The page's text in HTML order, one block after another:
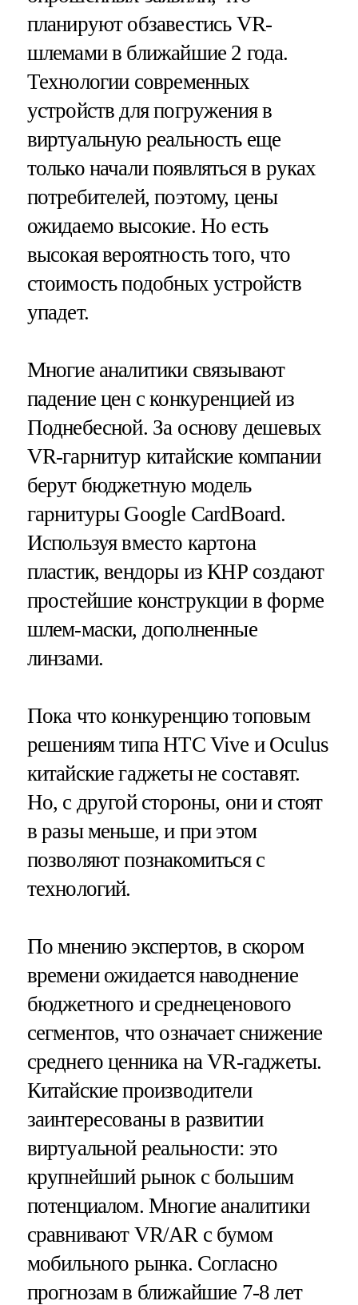
планируют обзавестись VR-
шлемами в ближайшие 2 года.
Технологии современных
устройств для погружения в
виртуальную реальность еще
только начали появляться в руках
потребителей, поэтому, цены
ожидаемо высокие. Но есть
высокая вероятность того, что
стоимость подобных устройств
упадет.
Многие аналитики связывают
падение цен с конкуренцией из
Поднебесной. За основу дешевых
VR-гарнитур китайские компании
берут бюджетную модель
гарнитуры Google CardBoard.
Используя вместо картона
пластик, вендоры из КНР создают
простейшие конструкции в форме
шлем-маски, дополненные
линзами.
Пока что конкуренцию топовым
решениям типа HTC Vive и Oculus
китайские гаджеты не составят.
Но, с другой стороны, они и стоят
в разы меньше, и при этом
позволяют познакомиться с
технологий.
По мнению экспертов, в скором
времени ожидается наводнение
бюджетного и среднеценового
сегментов, что означает снижение
среднего ценника на VR-гаджеты.
Китайские производители
заинтересованы в развитии
виртуальной реальности: это
крупнейший рынок с большим
потенциалом. Многие аналитики
сравнивают VR/AR с бумом
мобильного рынка. Согласно
прогнозам в ближайшие 7-8 лет